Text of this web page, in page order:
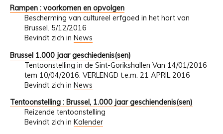
Rampen : voorkomen en opvolgen
Bescherming van cultureel erfgoed in het hart van
Brussel. 5/12/2016
Bevindt zich in News
Brussel 1.000 jaar geschiedenis(sen)
Tentoonstelling in de Sint-Gorikshallen Van 14/01/2016
tem 10/04/2016. VERLENGD t.e.m. 21 APRIL 2016
Bevindt zich in News
Tentoonstelling : Brussel, 1.000 jaar geschiendenis(sen)
Reizende tentoonstelling
Bevindt zich in Kalender